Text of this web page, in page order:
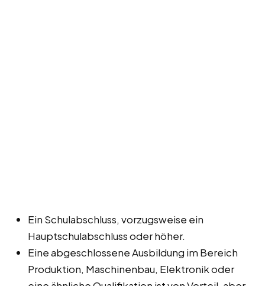
Ein Schulabschluss, vorzugsweise ein
Hauptschulabschluss oder höher.
Eine abgeschlossene Ausbildung im Bereich
Produktion, Maschinenbau, Elektronik oder